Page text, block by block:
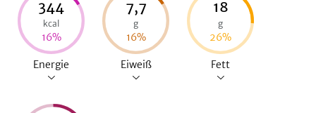
344
kcal
16%
Energie
7,7
g
16%
Eiweiß
18
g
26%
Fett